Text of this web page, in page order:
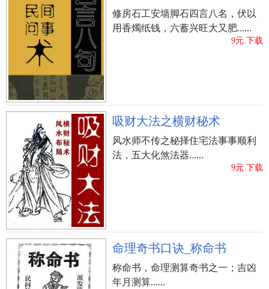
修房石工安墙脚石四言八名，伏以
用香燭纸钱，六蓄兴旺大又肥......
9元.下载
吸财大法之横财秘术
风水师不传之秘择住宅法事事顺利
法，五大化煞法器......
9元.下载
命理奇书口诀_称命书
称命书，命理测算奇书之一；吉凶
年月测算......